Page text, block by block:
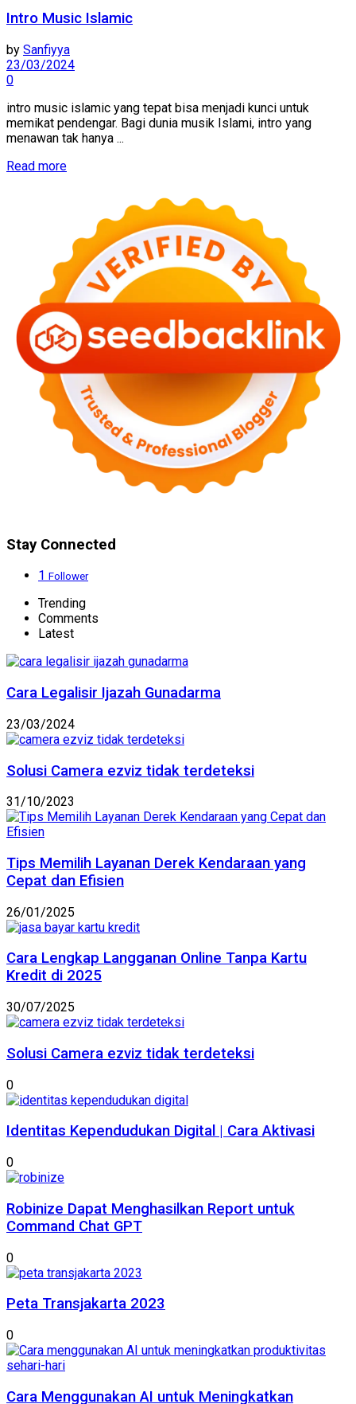
Intro Music Islamic
by Sanfiyya
23/03/2024
0
intro music islamic yang tepat bisa menjadi kunci untuk
memikat pendengar. Bagi dunia musik Islami, intro yang
menawan tak hanya ...
Read more
Stay Connected
1 Follower
Trending
Comments
Latest
Cara Legalisir Ijazah Gunadarma
23/03/2024
Solusi Camera ezviz tidak terdeteksi
31/10/2023
Tips Memilih Layanan Derek Kendaraan yang
Cepat dan Efisien
26/01/2025
Cara Lengkap Langganan Online Tanpa Kartu
Kredit di 2025
30/07/2025
Solusi Camera ezviz tidak terdeteksi
0
Identitas Kependudukan Digital | Cara Aktivasi
0
Robinize Dapat Menghasilkan Report untuk
Command Chat GPT
0
Peta Transjakarta 2023
0
Cara Menggunakan AI untuk Meningkatkan